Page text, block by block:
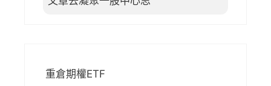
重倉期權ETF